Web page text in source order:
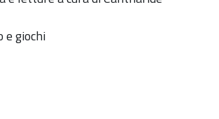
e giochi